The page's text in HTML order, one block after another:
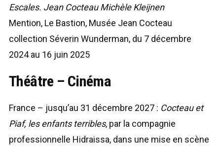
Escales. Jean Cocteau Michèle Kleijnen
Mention, Le Bastion, Musée Jean Cocteau
collection Séverin Wunderman, du 7 décembre
2024 au 16 juin 2025
Théâtre – Cinéma
France – jusqu’au 31 décembre 2027 : Cocteau et
Piaf, les enfants terribles, par la compagnie
professionnelle Hidraissa, dans une mise en scène